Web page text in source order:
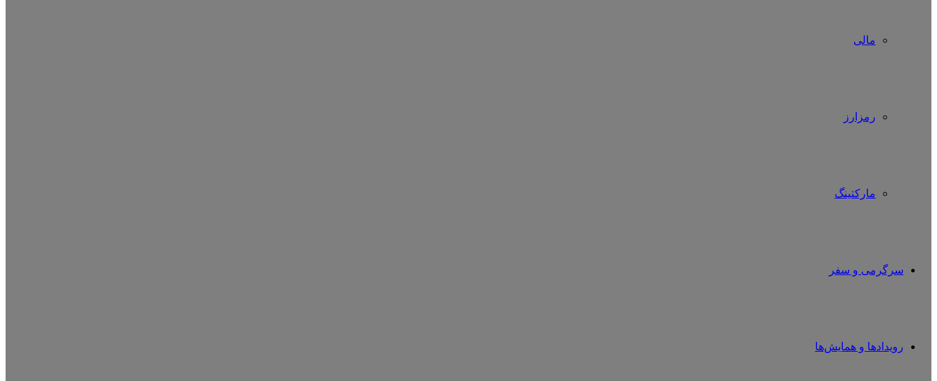
مالی
رمزارز
مارکتینگ
سرگرمی و سفر
رویدادها و همایش‌ها